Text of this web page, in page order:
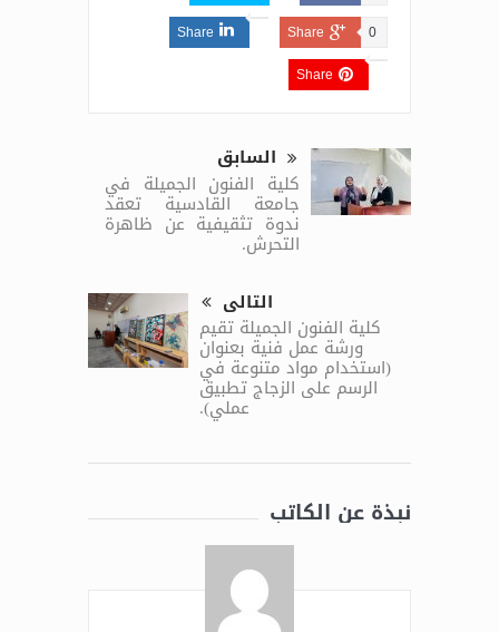
Share 0
Share
Share
السابق
كلية الفنون الجميلة في
جامعة القادسية تعقد
ندوة تثقيفية عن ظاهرة
التحرش.
التالى
كلية الفنون الجميلة تقيم
ورشة عمل فنية بعنوان
(استخدام مواد متنوعة في
الرسم على الزجاج تطبيق
عملي).
نبذة عن الكاتب